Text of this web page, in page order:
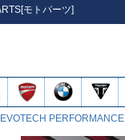
モトパーツ]
EVOTECH PERFORMANCE